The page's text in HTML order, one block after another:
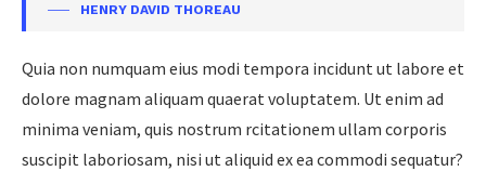
HENRY DAVID THOREAU
Quia non numquam eius modi tempora incidunt ut labore et
dolore magnam aliquam quaerat voluptatem. Ut enim ad
minima veniam, quis nostrum rcitationem ullam corporis
suscipit laboriosam, nisi ut aliquid ex ea commodi sequatur?